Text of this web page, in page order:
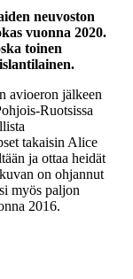
neuvoston
vuonna 2020.
toinen
avioeron jälkeen
Ruotsissa
takaisin Alice
ja ottaa heidät
on ohjannut
myös paljon
2016.